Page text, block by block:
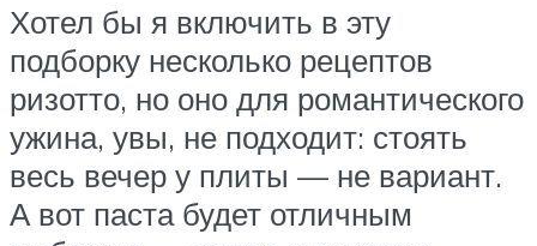
Хотел бы я включить в эту
подборку несколько рецептов
ризотто, но оно для романтического
ужина, увы, не подходит: стоять
весь вечер у плиты — не вариант.
А вот паста будет отличным